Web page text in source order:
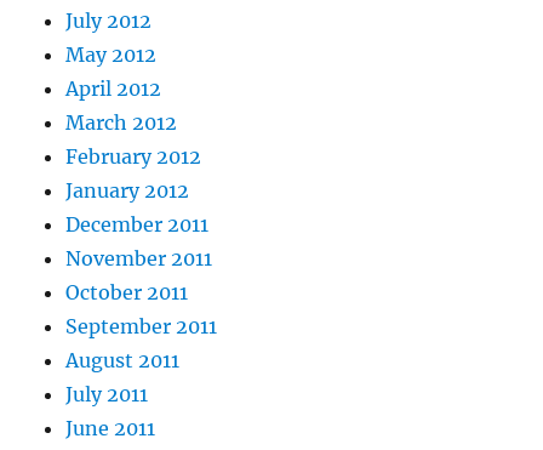
July 2012
May 2012
April 2012
March 2012
February 2012
January 2012
December 2011
November 2011
October 2011
September 2011
August 2011
July 2011
June 2011